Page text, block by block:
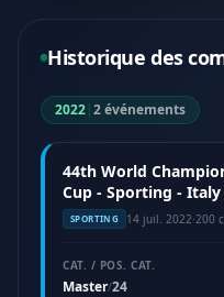
Historique des
2022|2 événements
44th World
Cup - Sporting - Italy
SPORTING 14 juil. 2022·200
CAT. / POS. CAT.
Master/24